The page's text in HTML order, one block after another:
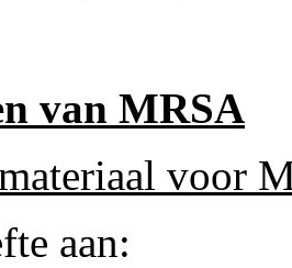
van MRSA
voor
aan: